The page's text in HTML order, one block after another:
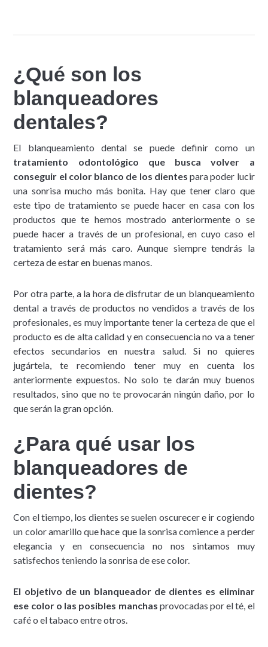
¿Qué son los
blanqueadores
dentales?
El blanqueamiento dental se puede definir como un
tratamiento odontológico que busca volver a
conseguir el color blanco de los dientes para poder lucir
una sonrisa mucho más bonita. Hay que tener claro que
este tipo de tratamiento se puede hacer en casa con los
productos que te hemos mostrado anteriormente o se
puede hacer a través de un profesional, en cuyo caso el
tratamiento será más caro. Aunque siempre tendrás la
certeza de estar en buenas manos.
Por otra parte, a la hora de disfrutar de un blanqueamiento
dental a través de productos no vendidos a través de los
profesionales, es muy importante tener la certeza de que el
producto es de alta calidad y en consecuencia no va a tener
efectos secundarios en nuestra salud. Si no quieres
jugártela, te recomiendo tener muy en cuenta los
anteriormente expuestos. No solo te darán muy buenos
resultados, sino que no te provocarán ningún daño, por lo
que serán la gran opción.
¿Para qué usar los
blanqueadores de
dientes?
Con el tiempo, los dientes se suelen oscurecer e ir cogiendo
un color amarillo que hace que la sonrisa comience a perder
elegancia y en consecuencia no nos sintamos muy
satisfechos teniendo la sonrisa de ese color.
El objetivo de un blanqueador de dientes es eliminar
ese color o las posibles manchas provocadas por el té, el
café o el tabaco entre otros.